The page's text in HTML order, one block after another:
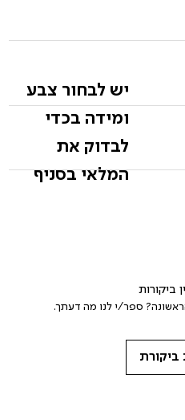
יש לבחור צבע
ומידה בכדי
לבדוק את
המלאי בסניף
ביקורות
ספר/י לנו מה דעתך.
ביקורת